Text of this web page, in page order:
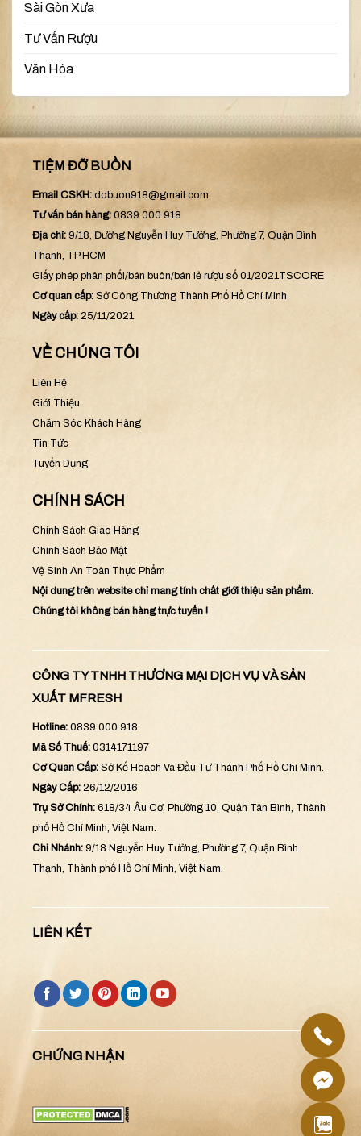
Sài Gòn Xưa
Tư Vấn Rượu
Văn Hóa
TIỆM ĐỠ BUỒN
Email CSKH: dobuon918@gmail.com
Tư vấn bán hàng: 0839 000 918
Địa chỉ: 9/18, Đường Nguyễn Huy Tưởng, Phường 7, Quận Bình
Thạnh, TP.HCM
Giấy phép phân phối/bán buôn/bán lẻ rượu số 01/2021TSCORE
Cơ quan cấp: Sở Công Thương Thành Phố Hồ Chí Minh
Ngày cấp: 25/11/2021
VỀ CHÚNG TÔI
Liên Hệ
Giới Thiệu
Chăm Sóc Khách Hàng
Tin Tức
Tuyển Dụng
CHÍNH SÁCH
Chính Sách Giao Hàng
Chính Sách Bảo Mật
Vệ Sinh An Toàn Thực Phẩm
Nội dung trên website chỉ mang tính chất giới thiệu sản phẩm.
Chúng tôi không bán hàng trực tuyến !
CÔNG TY TNHH THƯƠNG MẠI DỊCH VỤ VÀ SẢN
XUẤT MFRESH
Hotline: 0839 000 918
Mã Số Thuế: 0314171197
Cơ Quan Cấp: Sở Kế Hoạch Và Đầu Tư Thành Phố Hồ Chí Minh.
Ngày Cấp: 26/12/2016
Trụ Sở Chính: 618/34 Âu Cơ, Phường 10, Quận Tân Bình, Thành
phố Hồ Chí Minh, Việt Nam.
Chi Nhánh: 9/18 Nguyễn Huy Tưởng, Phường 7, Quận Bình
Thạnh, Thành phố Hồ Chí Minh, Việt Nam.
LIÊN KẾT
CHỨNG NHẬN